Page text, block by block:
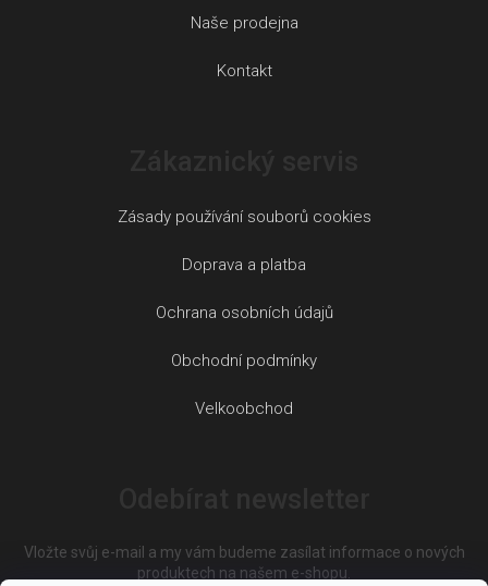
Naše prodejna
Kontakt
Zásady používání souborů cookies
Doprava a platba
Ochrana osobních údajů
Obchodní podmínky
Velkoobchod
Vložte svůj e-mail a my vám budeme zasílat informace o nových
produktech na našem e-shopu.